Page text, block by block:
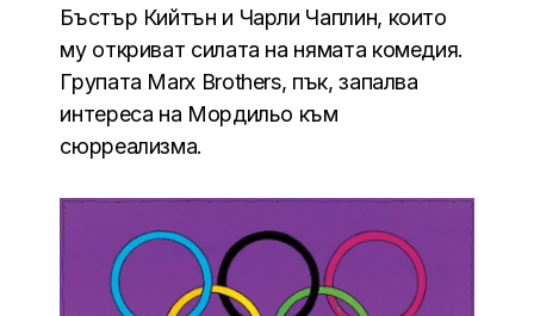
Бъстър Кийтън и Чарли Чаплин, които
му откриват силата на нямата комедия.
Групата Marx Brothers, пък, запалва
интереса на Мордильо към
сюрреализма.